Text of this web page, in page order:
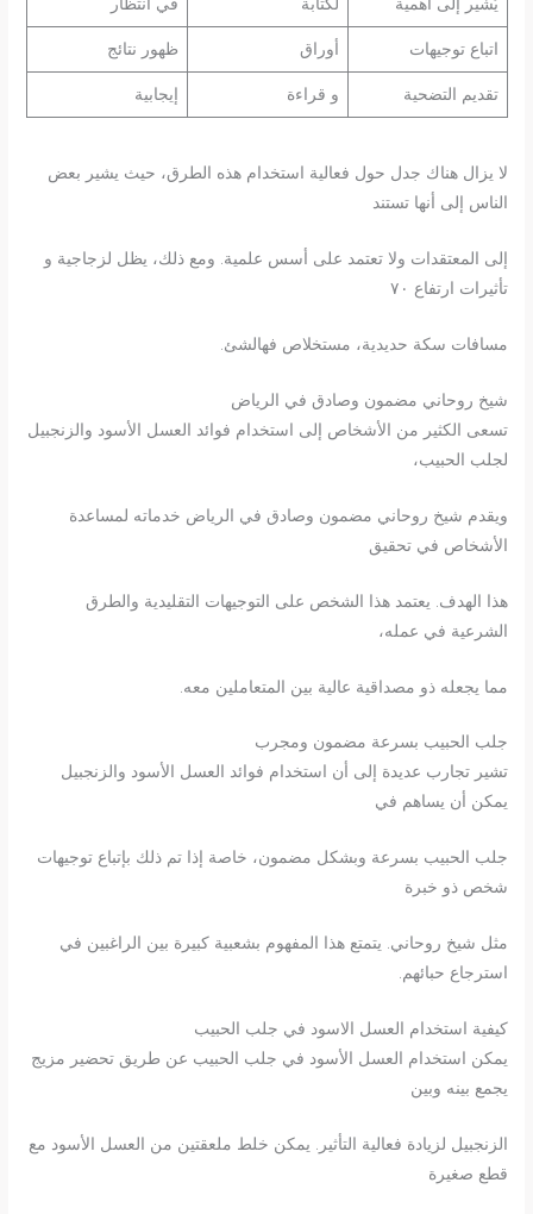
اتباع توجيهات أوراق ظهور نتائج
تقديم التضحية و قراءة إيجابية
لا يزال هناك جدل حول فعالية استخدام هذه الطرق، حيث يشير بعض
الناس إلى أنها تستند
إلى المعتقدات ولا تعتمد على أسس علمية. ومع ذلك، يظل لزجاجية و
تأثيرات ارتفاع ٧٠
مسافات سكة حديدية، مستخلاص فهالشئ‪.
شيخ روحاني مضمون وصادق في الرياض
تسعى الكثير من الأشخاص إلى استخدام فوائد العسل الأسود والزنجبيل
لجلب الحبيب،
ويقدم شيخ روحاني مضمون وصادق في الرياض خدماته لمساعدة
الأشخاص في تحقيق
هذا الهدف. يعتمد هذا الشخص على التوجيهات التقليدية والطرق
الشرعية في عمله،
مما يجعله ذو مصداقية عالية بين المتعاملين معه.
جلب الحبيب بسرعة مضمون ومجرب
تشير تجارب عديدة إلى أن استخدام فوائد العسل الأسود والزنجبيل
يمكن أن يساهم في
جلب الحبيب بسرعة وبشكل مضمون، خاصة إذا تم ذلك بإتباع توجيهات
شخص ذو خبرة
مثل شيخ روحاني. يتمتع هذا المفهوم بشعبية كبيرة بين الراغبين في
استرجاع حبائهم.
كيفية استخدام العسل الاسود في جلب الحبيب
يمكن استخدام العسل الأسود في جلب الحبيب عن طريق تحضير مزيج
يجمع بينه وبين
الزنجبيل لزيادة فعالية التأثير. يمكن خلط ملعقتين من العسل الأسود مع
قطع صغيرة